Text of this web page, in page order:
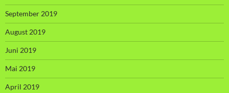
September 2019
August 2019
Juni 2019
Mai 2019
April 2019